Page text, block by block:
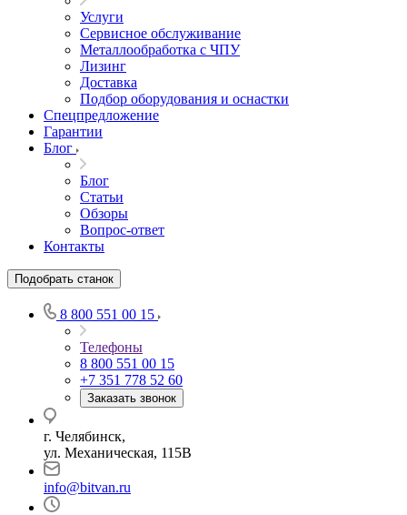
Услуги
Сервисное обслуживание
Металлообработка с ЧПУ
Лизинг
Доставка
Подбор оборудования и оснастки
Спецпредложение
Гарантии
Блог
Блог
Статьи
Обзоры
Вопрос-ответ
Контакты
Подобрать станок
8 800 551 00 15
Телефоны
8 800 551 00 15
+7 351 778 52 60
Заказать звонок
г. Челябинск,
ул. Механическая, 115В
info@bitvan.ru